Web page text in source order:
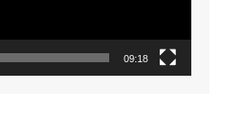
09:18